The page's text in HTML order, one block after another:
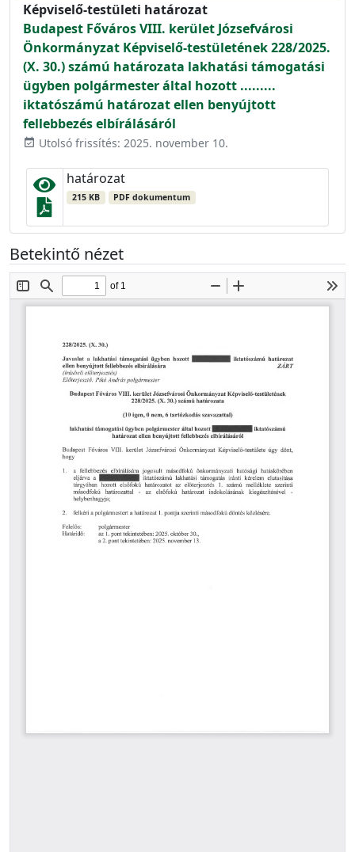
Képviselő-testületi határozat
Budapest Főváros VIII. kerület Józsefvárosi
Önkormányzat Képviselő-testületének 228/2025.
(X. 30.) számú határozata lakhatási támogatási
ügyben polgármester által hozott .........
iktatószámú határozat ellen benyújtott
fellebbezés elbírálásáról
event_available Utolsó frissítés: 2025. november 10.
határozat
215 KB PDF dokumentum
Betekintő nézet